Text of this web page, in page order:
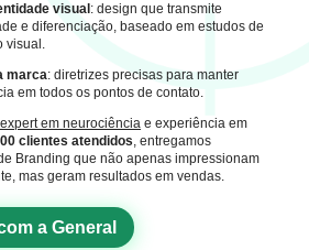
visual : design que transmite
e diferenciação, baseado em estudos de
visual.
marca: diretrizes precisas para manter
em todos os pontos de contato.
em neurociência e experiência em
clientes atendidos, entregamos
Branding que não apenas impressionam
mas geram resultados em vendas.
a General